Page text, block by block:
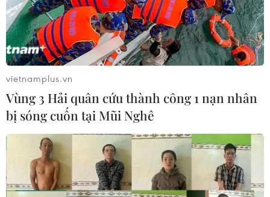
vietnamplus.vn
Vùng 3 Hải quân cứu thành công 1 nạn nhân
bị sóng cuốn tại Mũi Nghê